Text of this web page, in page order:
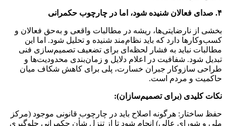
۴. صدای فعالان شنیده شود، اما در چارچوب حکمرانی
بخشی از نارضایتی‌ها، ریشه در مطالبات واقعی و به‌حق فعالان و
کسب‌وکارها دارد که باید نظام‌مند شنیده و تحلیل شود. اما این
مطالبات نباید به فشار لحظه‌ای برای تضعیف تصمیم‌سازی فنی
تبدیل شود. شفافیت در اعلام دلایل و زمان‌بندی محدودیت‌ها و
طراحی سازوکار جبران خسارت، پلی برای کاهش شکاف میان
حاکمیت و مردم است.
نکات کلیدی (برای تصمیم‌سازان):
حفظ ساختار: هرگونه اصلاح باید در چارچوب قانونی موجود (مرکز
ملی و شورای عالی) انجام شود تا از تنزل شأن حکمرانی جلوگیری